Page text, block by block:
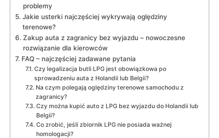
problemy
Jakie usterki najczęściej wykrywają oględziny
terenowe?
Zakup auta z zagranicy bez wyjazdu – nowoczesne
rozwiązanie dla kierowców
FAQ – najczęściej zadawane pytania
Czy legalizacja butli LPG jest obowiązkowa po
sprowadzeniu auta z Holandii lub Belgii?
Na czym polegają oględziny terenowe samochodu z
zagranicy?
Czy można kupić auto z LPG bez wyjazdu do Holandii lub
Belgii?
Co zrobić, jeśli zbiornik LPG nie posiada ważnej
homologacji?